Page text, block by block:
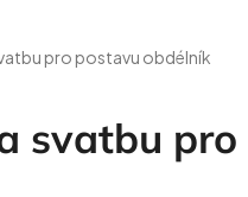
pro postavu obdélník
svatbu